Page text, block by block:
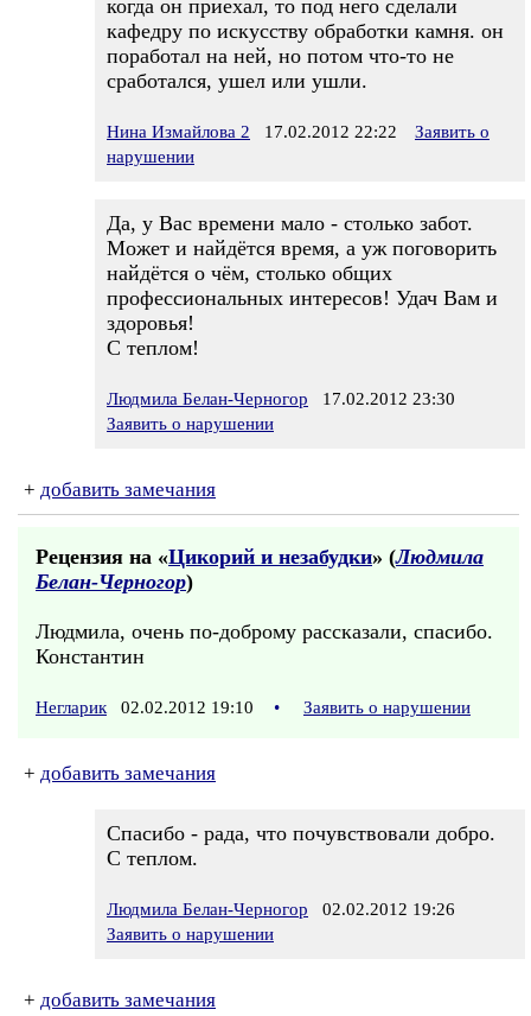
когда он приехал, то под него сделали
кафедру по искусству обработки камня. он
поработал на ней, но потом что-то не
сработался, ушел или ушли.
Нина Измайлова 2 17.02.2012 22:22
Заявить о
нарушении
Да, у Вас времени мало - столько забот.
Может и найдётся время, а уж поговорить
найдётся о чём, столько общих
профессиональных интересов! Удач Вам и
здоровья!
С теплом!
Людмила Белан-Черногор 17.02.2012 23:30
Заявить о нарушении
+ добавить замечания
Рецензия на «Цикорий и незабудки» (Людмила
Белан-Черногор)
Людмила, очень по-доброму рассказали, спасибо.
Константин
Негларик 02.02.2012 19:10 • Заявить о нарушении
+ добавить замечания
Спасибо - рада, что почувствовали добро.
С теплом.
Людмила Белан-Черногор 02.02.2012 19:26
Заявить о нарушении
+ добавить замечания